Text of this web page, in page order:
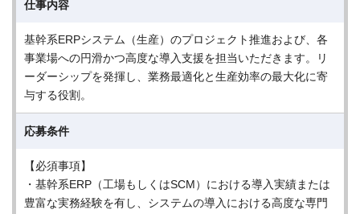
仕事内容
基幹系ERPシステム（生産）のプロジェクト推進および、各
事業場への円滑かつ高度な導入支援を担当いただきます。リ
ーダーシップを発揮し、業務最適化と生産効率の最大化に寄
与する役割。
応募条件
【必須事項】
・基幹系ERP（工場もしくはSCM）における導入実績または
豊富な実務経験を有し、システムの導入における高度な専門